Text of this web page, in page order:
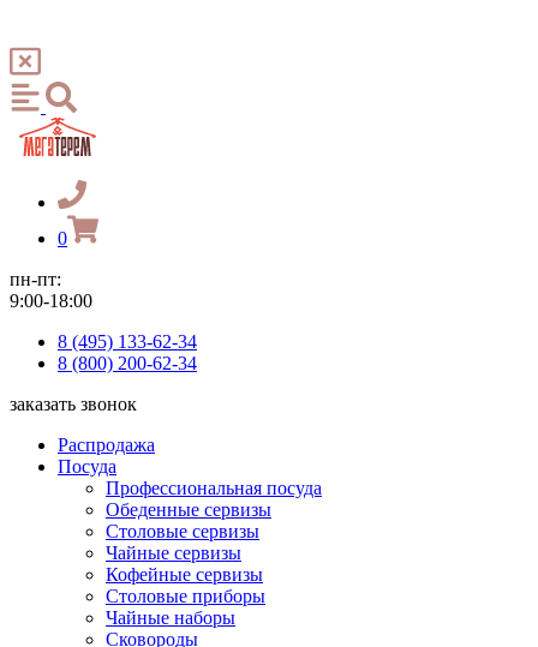
0
пн-пт:
9:00-18:00
8 (495) 133-62-34
8 (800) 200-62-34
заказать звонок
Распродажа
Посуда
Профессиональная посуда
Обеденные сервизы
Столовые сервизы
Чайные сервизы
Кофейные сервизы
Столовые приборы
Чайные наборы
Сковороды